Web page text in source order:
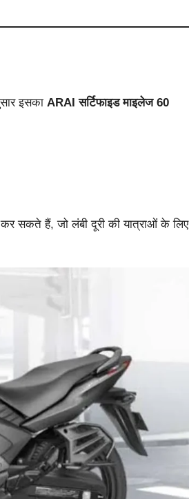
इसका ARAI सर्टिफाइड माइलेज 60
सकते हैं, जो लंबी दूरी की यात्राओं के लिए